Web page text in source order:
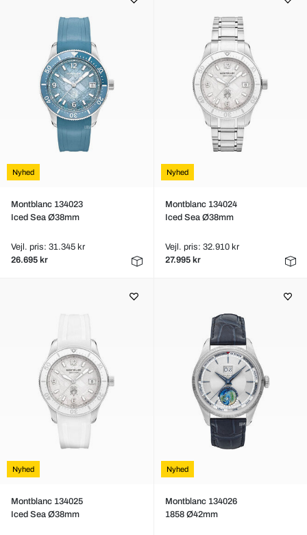
Nyhed
Montblanc 134023
Iced Sea Ø38mm
Vejl. pris: 31.345 kr
26.695 kr
Nyhed
Montblanc 134024
Iced Sea Ø38mm
Vejl. pris: 32.910 kr
27.995 kr
Nyhed
Montblanc 134025
Iced Sea Ø38mm
Nyhed
Montblanc 134026
1858 Ø42mm